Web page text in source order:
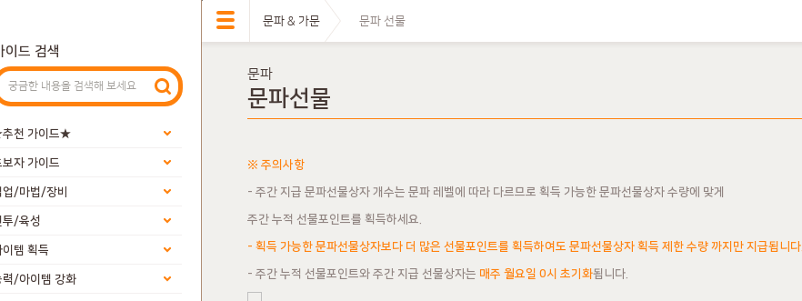
문파 & 가문 문파 선물
이드 검색
천 가이드★
보자 가이드
업/마법/장비
투/육성
이템 획득
력/아이템 강화
문파
문파선물
※ 주의사항
- 주간 지급 문파선물상자 개수는 문파 레벨에 따라 다르므로 획득 가능한 문파선물상자 수량에 맞게
주간 누적 선물포인트를 획득하세요.
- 획득 가능한 문파선물상자보다 더 많은 선물포인트를 획득하여도 문파선물상자 획득 제한 수량 까지만 지급됩니다.
- 주간 누적 선물포인트와 주간 지급 선물상자는 매주 월요일 0시 초기화됩니다.